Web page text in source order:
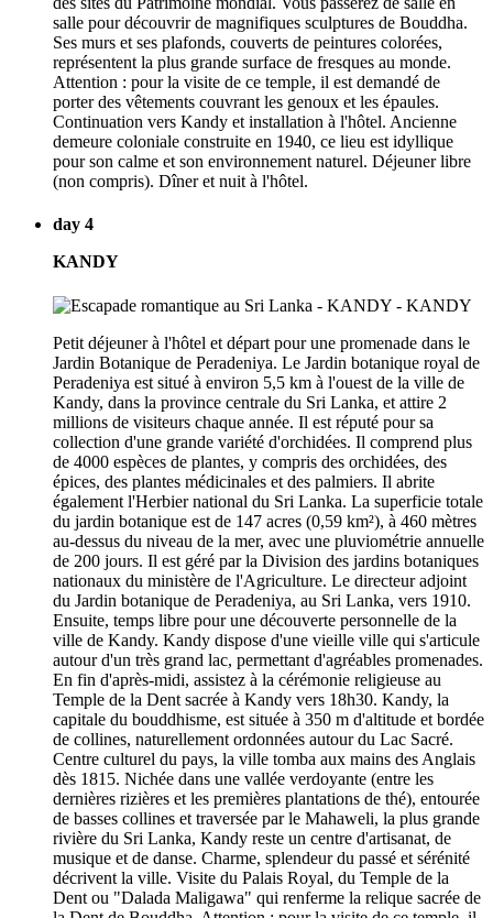
salle pour découvrir de magnifiques sculptures de Bouddha.
Ses murs et ses plafonds, couverts de peintures colorées,
représentent la plus grande surface de fresques au monde.
Attention : pour la visite de ce temple, il est demandé de
porter des vêtements couvrant les genoux et les épaules.
Continuation vers Kandy et installation à l'hôtel. Ancienne
demeure coloniale construite en 1940, ce lieu est idyllique
pour son calme et son environnement naturel. Déjeuner libre
(non compris). Dîner et nuit à l'hôtel.
day 4
KANDY
Petit déjeuner à l'hôtel et départ pour une promenade dans le
Jardin Botanique de Peradeniya. Le Jardin botanique royal de
Peradeniya est situé à environ 5,5 km à l'ouest de la ville de
Kandy, dans la province centrale du Sri Lanka, et attire 2
millions de visiteurs chaque année. Il est réputé pour sa
collection d'une grande variété d'orchidées. Il comprend plus
de 4000 espèces de plantes, y compris des orchidées, des
épices, des plantes médicinales et des palmiers. Il abrite
également l'Herbier national du Sri Lanka. La superficie totale
du jardin botanique est de 147 acres (0,59 km²), à 460 mètres
au-dessus du niveau de la mer, avec une pluviométrie annuelle
de 200 jours. Il est géré par la Division des jardins botaniques
nationaux du ministère de l'Agriculture. Le directeur adjoint
du Jardin botanique de Peradeniya, au Sri Lanka, vers 1910.
Ensuite, temps libre pour une découverte personnelle de la
ville de Kandy. Kandy dispose d'une vieille ville qui s'articule
autour d'un très grand lac, permettant d'agréables promenades.
En fin d'après-midi, assistez à la cérémonie religieuse au
Temple de la Dent sacrée à Kandy vers 18h30. Kandy, la
capitale du bouddhisme, est située à 350 m d'altitude et bordée
de collines, naturellement ordonnées autour du Lac Sacré.
Centre culturel du pays, la ville tomba aux mains des Anglais
dès 1815. Nichée dans une vallée verdoyante (entre les
dernières rizières et les premières plantations de thé), entourée
de basses collines et traversée par le Mahaweli, la plus grande
rivière du Sri Lanka, Kandy reste un centre d'artisanat, de
musique et de danse. Charme, splendeur du passé et sérénité
décrivent la ville. Visite du Palais Royal, du Temple de la
Dent ou "Dalada Maligawa" qui renferme la relique sacrée de